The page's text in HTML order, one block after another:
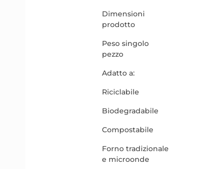
Dimensioni
prodotto
Peso singolo
pezzo
Adatto a:
Riciclabile
Biodegradabile
Compostabile
Forno tradizionale
e microonde